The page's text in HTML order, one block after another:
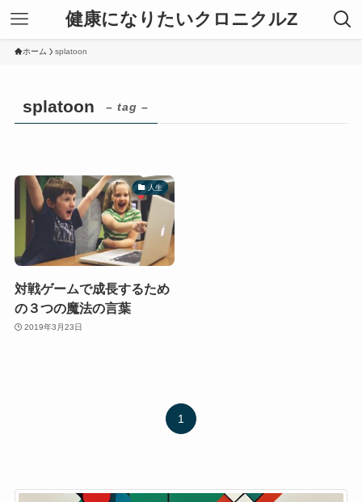
健康になりたいクロニクルZ
ホーム splatoon
splatoon – tag –
人生
対戦ゲームで成長するため
の３つの魔法の言葉
2019年3月23日
1